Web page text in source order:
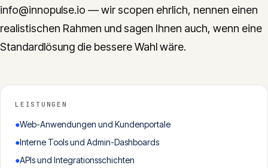
info@innopulse.io — wir scopen ehrlich, nennen einen
realistischen Rahmen und sagen Ihnen auch, wenn eine
Standardlösung die bessere Wahl wäre.
LEISTUNGEN
●Web-Anwendungen und Kundenportale
●Interne Tools und Admin-Dashboards
●APIs und Integrationsschichten